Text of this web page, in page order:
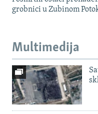
grobnici u Zubinom
Multimedija